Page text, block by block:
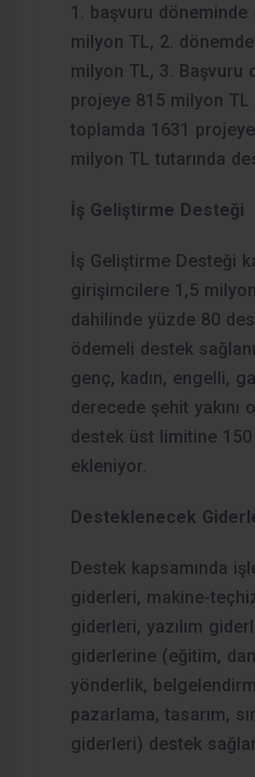
1. başvuru
milyon TL, 2.
milyon TL, 3. Başvuru
projeye 815 milyon
toplamda 1631
milyon TL tutarında
İş Geliştirme Desteği
İş Geliştirme Desteği
girişimcilere 1,5
dahilinde yüzde 80
ödemeli destek
genç, kadın, engelli,
derecede şehit yakını
destek üst limitine
ekleniyor.
Desteklenecek
Destek kapsamında
giderleri, makine-
giderleri, yazılım
giderlerine (eğitim,
yönderlik,
pazarlama, tasarım,
giderleri) destek